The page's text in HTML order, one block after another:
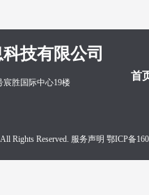
技有限公司
首
宸胜国际中心19楼
Rights Reserved. 服务声明 鄂ICP备